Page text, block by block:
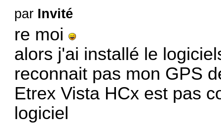
par Invité
re moi
alors j'ai installé le
reconnait pas mon GPS
Etrex Vista HCx est pas
logiciel